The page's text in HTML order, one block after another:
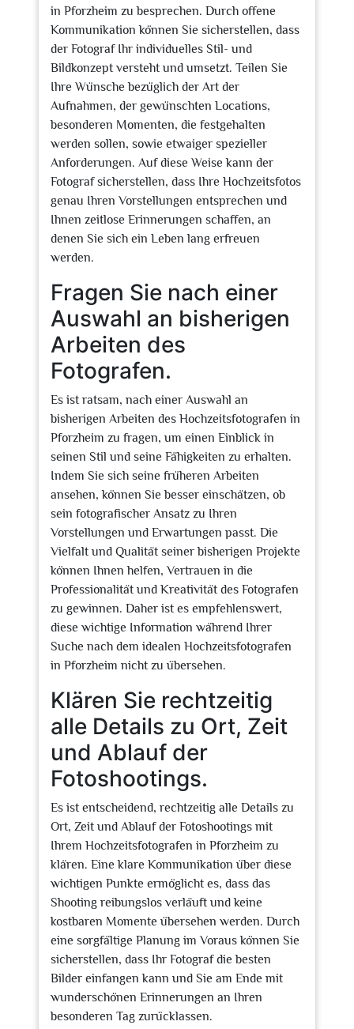
in Pforzheim zu besprechen. Durch offene
Kommunikation können Sie sicherstellen, dass
der Fotograf Ihr individuelles Stil- und
Bildkonzept versteht und umsetzt. Teilen Sie
Ihre Wünsche bezüglich der Art der
Aufnahmen, der gewünschten Locations,
besonderen Momenten, die festgehalten
werden sollen, sowie etwaiger spezieller
Anforderungen. Auf diese Weise kann der
Fotograf sicherstellen, dass Ihre Hochzeitsfotos
genau Ihren Vorstellungen entsprechen und
Ihnen zeitlose Erinnerungen schaffen, an
denen Sie sich ein Leben lang erfreuen
werden.
Fragen Sie nach einer
Auswahl an bisherigen
Arbeiten des
Fotografen.
Es ist ratsam, nach einer Auswahl an
bisherigen Arbeiten des Hochzeitsfotografen in
Pforzheim zu fragen, um einen Einblick in
seinen Stil und seine Fähigkeiten zu erhalten.
Indem Sie sich seine früheren Arbeiten
ansehen, können Sie besser einschätzen, ob
sein fotografischer Ansatz zu Ihren
Vorstellungen und Erwartungen passt. Die
Vielfalt und Qualität seiner bisherigen Projekte
können Ihnen helfen, Vertrauen in die
Professionalität und Kreativität des Fotografen
zu gewinnen. Daher ist es empfehlenswert,
diese wichtige Information während Ihrer
Suche nach dem idealen Hochzeitsfotografen
in Pforzheim nicht zu übersehen.
Klären Sie rechtzeitig
alle Details zu Ort, Zeit
und Ablauf der
Fotoshootings.
Es ist entscheidend, rechtzeitig alle Details zu
Ort, Zeit und Ablauf der Fotoshootings mit
Ihrem Hochzeitsfotografen in Pforzheim zu
klären. Eine klare Kommunikation über diese
wichtigen Punkte ermöglicht es, dass das
Shooting reibungslos verläuft und keine
kostbaren Momente übersehen werden. Durch
eine sorgfältige Planung im Voraus können Sie
sicherstellen, dass Ihr Fotograf die besten
Bilder einfangen kann und Sie am Ende mit
wunderschönen Erinnerungen an Ihren
besonderen Tag zurücklassen.